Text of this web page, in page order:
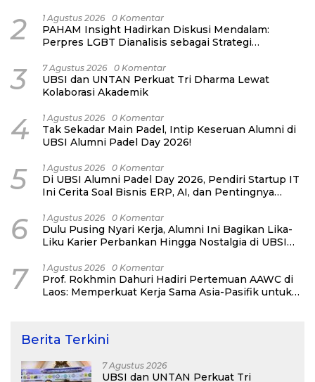
2 1 Agustus 2026 0 Komentar
PAHAM Insight Hadirkan Diskusi Mendalam:
Perpres LGBT Dianalisis sebagai Strategi
3 7 Agustus 2026 0 Komentar
UBSI dan UNTAN Perkuat Tri Dharma Lewat
Kolaborasi Akademik
4 1 Agustus 2026 0 Komentar
Tak Sekadar Main Padel, Intip Keseruan Alumni di
UBSI Alumni Padel Day 2026!
5 1 Agustus 2026 0 Komentar
Di UBSI Alumni Padel Day 2026, Pendiri Startup IT
Ini Cerita Soal Bisnis ERP, AI, dan Pentingnya
6 1 Agustus 2026 0 Komentar
Dulu Pusing Nyari Kerja, Alumni Ini Bagikan Lika-
Liku Karier Perbankan Hingga Nostalgia di UBSI
7 1 Agustus 2026 0 Komentar
Prof. Rokhmin Dahuri Hadiri Pertemuan AAWC di
Laos: Memperkuat Kerja Sama Asia-Pasifik untuk
Berita Terkini
7 Agustus 2026
UBSI dan UNTAN Perkuat Tri